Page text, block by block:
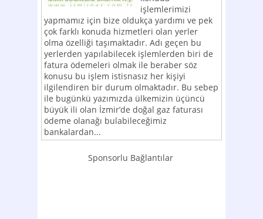
işlemlerimizi
yapmamız için bize oldukça yardımı ve pek
çok farklı konuda hizmetleri olan yerler
olma özelliği taşımaktadır. Adı geçen bu
yerlerden yapılabilecek işlemlerden biri de
fatura ödemeleri olmak ile beraber söz
konusu bu işlem istisnasız her kişiyi
ilgilendiren bir durum olmaktadır. Bu sebep
ile bugünkü yazımızda ülkemizin üçüncü
büyük ili olan İzmir’de doğal gaz faturası
ödeme olanağı bulabileceğimiz
bankalardan...
Sponsorlu Bağlantılar